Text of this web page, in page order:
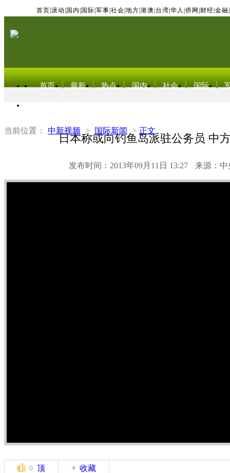
首页 滚动 国内 国际 军事 社会 地方 港澳 台湾 华人 侨网 财经 金融
首页 最新 热点 国内 社会 国际
当前位置： 中新视频 > 国际新闻 > 正文
日本称或向钓鱼岛派驻公务员 中
发布时间：2013年09月11日 13:27 来源：中
0 顶 收藏